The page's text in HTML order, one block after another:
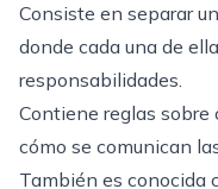
Consiste en separar
donde cada una de
responsabilidades.
Contiene reglas sobre
cómo se comunican
También es conocida